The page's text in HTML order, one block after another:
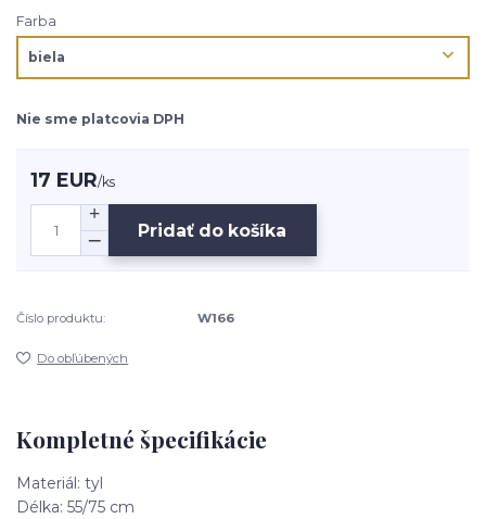
Farba
Nie sme platcovia DPH
17 EUR/ks
Pridať do košíka
Číslo produktu: W166
Do obľúbených
Kompletné špecifikácie
Materiál: tyl
Délka: 55/75 cm